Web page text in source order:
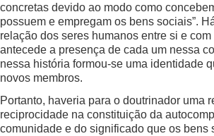
concretas devido ao modo como
possuem e empregam os bens sociais”.
relação dos seres humanos entre si e
antecede a presença de cada um nessa
nessa história formou-se uma identidade
novos membros.
Portanto, haveria para o doutrinador uma
reciprocidade na constituição da
comunidade e do significado que os bens